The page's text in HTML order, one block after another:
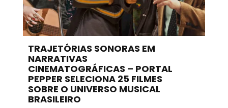
TRAJETÓRIAS SONORAS EM
NARRATIVAS
CINEMATOGRÁFICAS – PORTAL
PEPPER SELECIONA 25 FILMES
SOBRE O UNIVERSO MUSICAL
BRASILEIRO